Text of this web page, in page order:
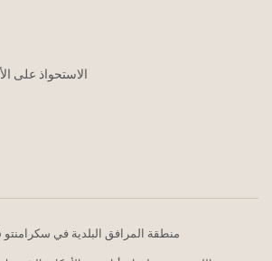
الاستحواذ على
2026 منطقة المرافق البلدية في سكرامنتو